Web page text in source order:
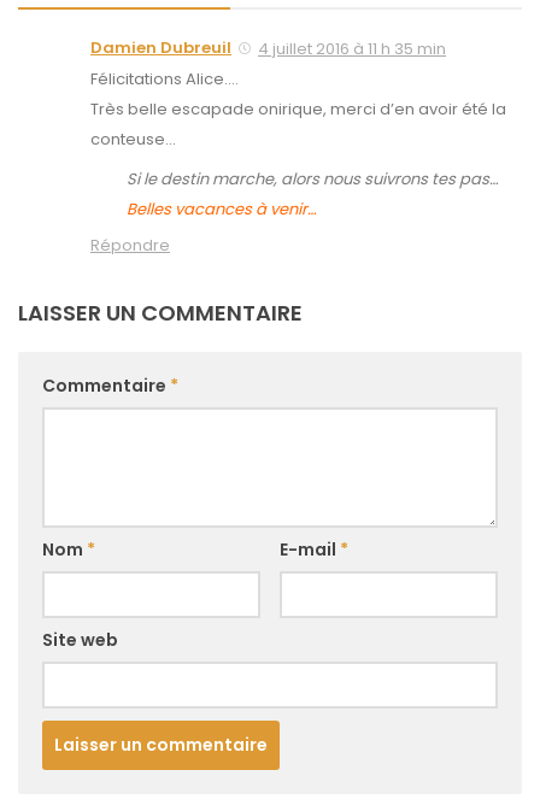
Damien Dubreuil
4 juillet 2016 à 11 h 35 min
Félicitations Alice….
Très belle escapade onirique, merci d’en avoir été la
conteuse…
Si le destin marche, alors nous suivrons tes pas…
Belles vacances à venir…
Répondre
LAISSER UN COMMENTAIRE
Commentaire *
Nom * E-mail *
Site web